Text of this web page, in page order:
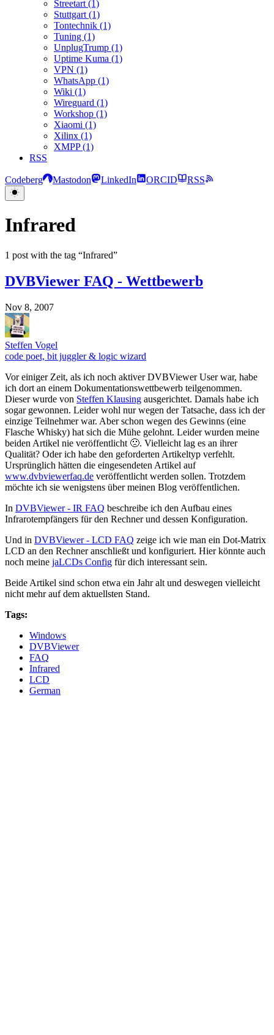
Streetart (1)
Stuttgart (1)
Tontechnik (1)
Tuning (1)
UnplugTrump (1)
Uptime Kuma (1)
VPN (1)
WhatsApp (1)
Wiki (1)
Wireguard (1)
Workshop (1)
Xiaomi (1)
Xilinx (1)
XMPP (1)
RSS
Codeberg Mastodon LinkedIn ORCID RSS
Infrared
1 post with the tag “Infrared”
DVBViewer FAQ - Wettbewerb
Nov 8, 2007
Steffen Vogel
code poet, bit juggler & logic wizard
Vor einiger Zeit, als ich noch aktiver DVBViewer User war, habe
ich dort an einem Dokumentationswettbewerb teilgenommen.
Dieser wurde von Steffen Klausing ausgerichtet. Damals habe ich
sogar gewonnen. Leider wohl nur wegen der Tatsache, dass ich der
einzige Teilnehmer war. Aber schon wegen des Gewinns (eine
Flasche Whisky) hat sich die Mühe gelohnt. Leider wurden meine
beiden Artikel nie veröffentlicht 🙁. Vielleicht lag es an ihrer
Qualität? Oder ich habe den geforderten Artikeltyp verfehlt.
Ursprünglich hätten die eingesendeten Artikel auf
www.dvbviewerfaq.de veröffentlicht werden sollen. Trotzdem
möchte ich sie wenigstens über meinen Blog veröffentlichen.
In DVBViewer - IR FAQ beschreibe ich den Aufbau eines
Infrarotempfängers für den Rechner und dessen Konfiguration.
Und in DVBViewer - LCD FAQ zeige ich wie man ein Dot-Matrix
LCD an den Rechner anschließt und konfiguriert. Hier könnte auch
noch meine jaLCDs Config für dich interessant sein.
Beide Artikel sind schon etwa ein Jahr alt und deswegen vielleicht
nicht mehr auf dem aktuellsten Stand.
Tags:
Windows
DVBViewer
FAQ
Infrared
LCD
German